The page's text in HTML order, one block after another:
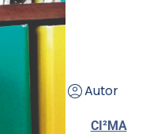
Autor
CI²MA